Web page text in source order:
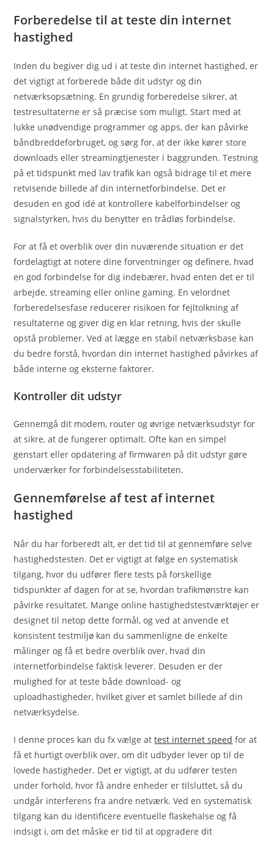
Forberedelse til at teste din internet
hastighed
Inden du begiver dig ud i at teste din internet hastighed, er
det vigtigt at forberede både dit udstyr og din
netværksopsætning. En grundig forberedelse sikrer, at
testresultaterne er så præcise som muligt. Start med at
lukke unødvendige programmer og apps, der kan påvirke
båndbreddeforbruget, og sørg for, at der ikke kører store
downloads eller streamingtjenester i baggrunden. Testning
på et tidspunkt med lav trafik kan også bidrage til et mere
retvisende billede af din internetforbindelse. Det er
desuden en god idé at kontrollere kabelforbindelser og
signalstyrken, hvis du benytter en trådløs forbindelse.
For at få et overblik over din nuværende situation er det
fordelagtigt at notere dine forventninger og definere, hvad
en god forbindelse for dig indebærer, hvad enten det er til
arbejde, streaming eller online gaming. En velordnet
forberedelsesfase reducerer risikoen for fejltolkning af
resultaterne og giver dig en klar retning, hvis der skulle
opstå problemer. Ved at lægge en stabil netværksbase kan
du bedre forstå, hvordan din internet hastighed påvirkes af
både interne og eksterne faktorer.
Kontroller dit udstyr
Gennemgå dit modem, router og øvrige netværksudstyr for
at sikre, at de fungerer optimalt. Ofte kan en simpel
genstart eller opdatering af firmwaren på dit udstyr gøre
underværker for forbindelsesstabiliteten.
Gennemførelse af test af internet
hastighed
Når du har forberedt alt, er det tid til at gennemføre selve
hastighedstesten. Det er vigtigt at følge en systematisk
tilgang, hvor du udfører flere tests på forskellige
tidspunkter af dagen for at se, hvordan trafikmønstre kan
påvirke resultatet. Mange online hastighedstestværktøjer er
designet til netop dette formål, og ved at anvende et
konsistent testmiljø kan du sammenligne de enkelte
målinger og få et bedre overblik over, hvad din
internetforbindelse faktisk leverer. Desuden er der
mulighed for at teste både download- og
uploadhastigheder, hvilket giver et samlet billede af din
netværksydelse.
I denne proces kan du fx vælge attest internet speed for at
få et hurtigt overblik over, om dit udbyder lever op til de
lovede hastigheder. Det er vigtigt, at du udfører testen
under forhold, hvor få andre enheder er tilsluttet, så du
undgår interferens fra andre netværk. Ved en systematisk
tilgang kan du identificere eventuelle flaskehalse og få
indsigt i, om det måske er tid til at opgradere dit